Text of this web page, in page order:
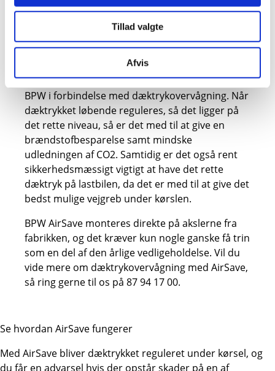
Tillad valgte
Afvis
booster. Skulle trykket på lastbilens dæk afvige i
særlig høj grad fra normen, så vil en
chaufføren af lastbilen kan foretage de
nødvendige sikkerhedsforanstaltninger. Der er
flere gode grunde til at gøre brug af AirSave fra
BPW i forbindelse med dæktrykovervågning. Når
dæktrykket løbende reguleres, så det ligger på
det rette niveau, så er det med til at give en
brændstofbesparelse samt mindske
udledningen af CO2. Samtidig er det også rent
sikkerhedsmæssigt vigtigt at have det rette
dæktryk på lastbilen, da det er med til at give det
bedst mulige vejgreb under kørslen.
BPW AirSave monteres direkte på akslerne fra
fabrikken, og det kræver kun nogle ganske få trin
som en del af den årlige vedligeholdelse. Vil du
vide mere om dæktrykovervågning med AirSave,
så ring gerne til os på 87 94 17 00.
Se hvordan AirSave fungerer
Med AirSave bliver dæktrykket reguleret under kørsel, og
du får en advarsel hvis der opstår skader på en af